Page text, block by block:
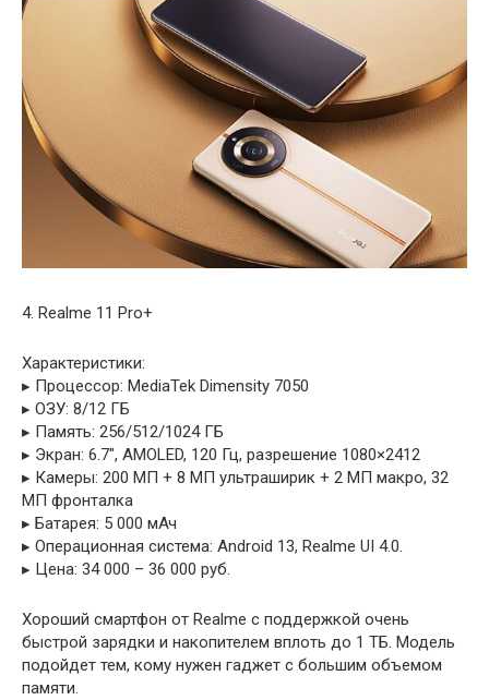
4. Realme 11 Pro+
Характеристики:
▸ Процессор: MediaTek Dimensity 7050
▸ ОЗУ: 8/12 ГБ
▸ Память: 256/512/1024 ГБ
▸ Экран: 6.7″, AMOLED, 120 Гц, разрешение 1080×2412
▸ Камеры: 200 МП + 8 МП ультраширик + 2 МП макро, 32
МП фронталка
▸ Батарея: 5 000 мАч
▸ Операционная система: Android 13, Realme UI 4.0.
▸ Цена: 34 000 – 36 000 руб.
Хороший смартфон от Realme с поддержкой очень
быстрой зарядки и накопителем вплоть до 1 ТБ. Модель
подойдет тем, кому нужен гаджет с большим объемом
памяти.